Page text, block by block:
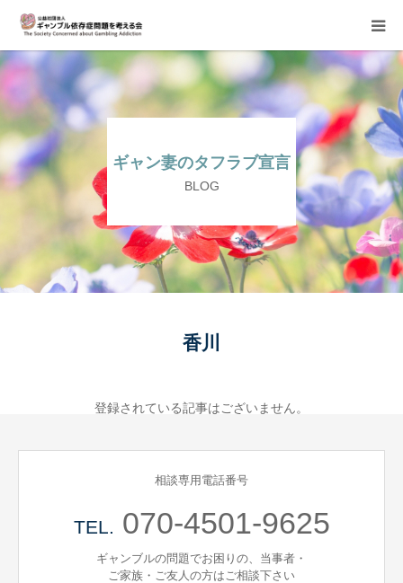
ギャン妻のタフラブ宣言
BLOG
香川
登録されている記事はございません。
相談専用電話番号
TEL. 070-4501-9625
ギャンブルの問題でお困りの、当事者・
ご家族・ご友人の方はご相談下さい
当会について
ご寄付のお願い
家族相談会
講座・イベント
活動報告＆意見書
広報・啓発